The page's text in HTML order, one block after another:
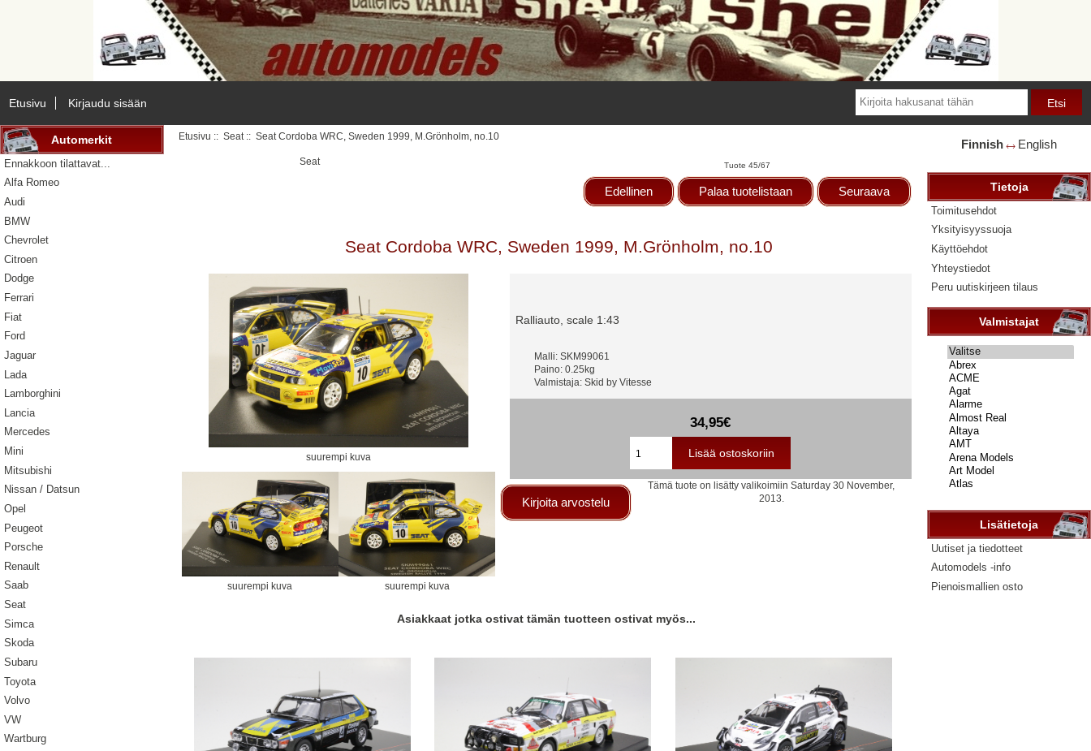
Etusivu Kirjaudu sisään
Automerkit
Ennakkoon tilattavat...
Alfa Romeo
Audi
BMW
Chevrolet
Citroen
Dodge
Ferrari
Fiat
Ford
Jaguar
Lada
Lamborghini
Lancia
Mercedes
Mini
Mitsubishi
Nissan / Datsun
Opel
Peugeot
Porsche
Renault
Saab
Seat
Simca
Skoda
Subaru
Toyota
Volvo
VW
Wartburg
Etusivu ::Seat :: Seat Cordoba WRC, Sweden 1999, M.Grönholm, no.10
Seat Tuote 45/67
Edellinen Palaa tuotelistaan Seuraava
Seat Cordoba WRC, Sweden 1999, M.Grönholm, no.10
suurempi kuva
suurempi kuva suurempi kuva
Ralliauto, scale 1:43
Malli: SKM99061
Paino: 0.25kg
Valmistaja: Skid by Vitesse
34,95€
Kirjoita arvostelu
Tämä tuote on lisätty valikoimiin Saturday 30 November,
2013.
Asiakkaat jotka ostivat tämän tuotteen ostivat myös...
Finnish 🡘 English
Tietoja
Toimitusehdot
Yksityisyyssuoja
Käyttöehdot
Yhteystiedot
Peru uutiskirjeen tilaus
Valmistajat
Valitse
...
Lisätietoja
Uutiset ja tiedotteet
Automodels -info
Pienoismallien osto